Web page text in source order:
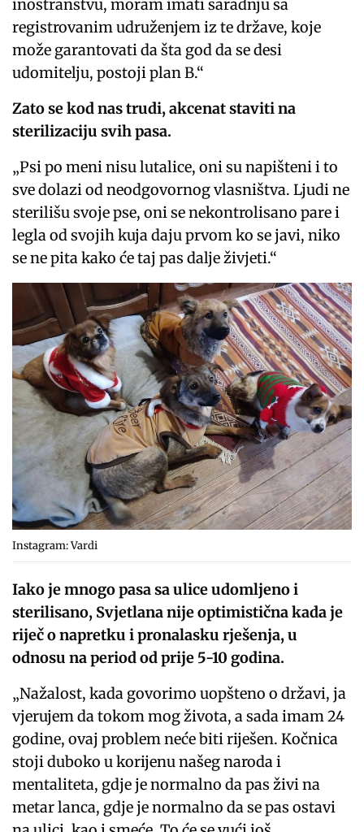
inostranstvu, moram imati saradnju sa
registrovanim udruženjem iz te države, koje
može garantovati da šta god da se desi
udomitelju, postoji plan B.“
Zato se kod nas trudi, akcenat staviti na
sterilizaciju svih pasa.
„Psi po meni nisu lutalice, oni su napišteni i to
sve dolazi od neodgovornog vlasništva. Ljudi ne
sterilišu svoje pse, oni se nekontrolisano pare i
legla od svojih kuja daju prvom ko se javi, niko
se ne pita kako će taj pas dalje živjeti.“
Instagram: Vardi
Iako je mnogo pasa sa ulice udomljeno i
sterilisano, Svjetlana nije optimistična kada je
riječ o napretku i pronalasku rješenja, u
odnosu na period od prije 5-10 godina.
„Nažalost, kada govorimo uopšteno o državi, ja
vjerujem da tokom mog života, a sada imam 24
godine, ovaj problem neće biti riješen. Kočnica
stoji duboko u korijenu našeg naroda i
mentaliteta, gdje je normalno da pas živi na
metar lanca, gdje je normalno da se pas ostavi